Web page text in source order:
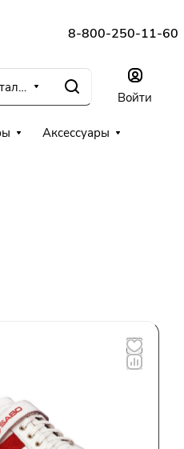
8-800-250-11-60
Каталог
Войти
Аксессуары